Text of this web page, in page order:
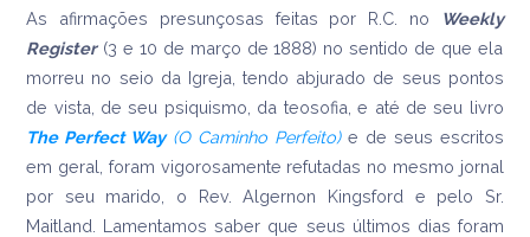
As afirmações presunçosas feitas por R.C. no
Weekly
Register(3 e 10 de março de 1888) no sentido de que ela
morreu no seio da Igreja, tendo abjurado de seus pontos
de vista, de seu psiquismo, da teosofia, e até de seu livro
ThePerfect Way (O Caminho Perfeito)e de seus escritos
em geral, foram vigorosamente refutadas no mesmo jornal
por seu marido, o Rev. Algernon Kingsford e pelo Sr.
Maitland. Lamentamos saber que seus últimos dias foram